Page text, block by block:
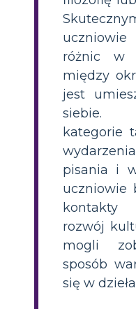
różnic w
między
jest
siebie.
kategorie
pisania i
uczniowie
rozwój
mogli
sposób
się w